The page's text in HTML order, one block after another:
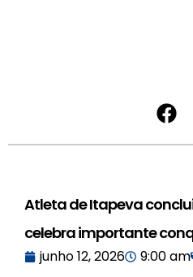
Atleta de Itapeva
celebra importante
junho 12, 2026 9:00 am